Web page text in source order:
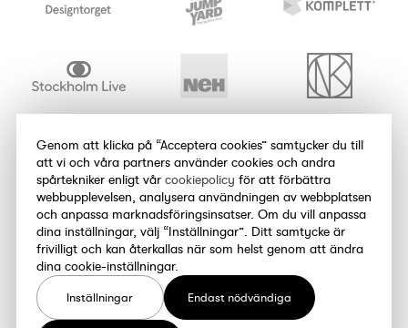
Genom att klicka på “Acceptera cookies” samtycker du till
att vi och våra partners använder cookies och andra
spårtekniker enligt vår cookiepolicy för att förbättra
webbupplevelsen, analysera användningen av webbplatsen
och anpassa marknadsföringsinsatser. Om du vill anpassa
dina inställningar, välj “Inställningar”. Ditt samtycke är
frivilligt och kan återkallas när som helst genom att ändra
dina cookie-inställningar.
Inställningar Endast nödvändiga